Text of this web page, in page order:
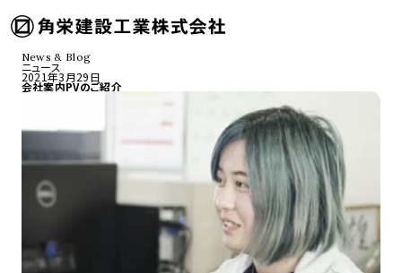
News & Blog
ニュース
2021年3月29日
会社案内PVのご紹介